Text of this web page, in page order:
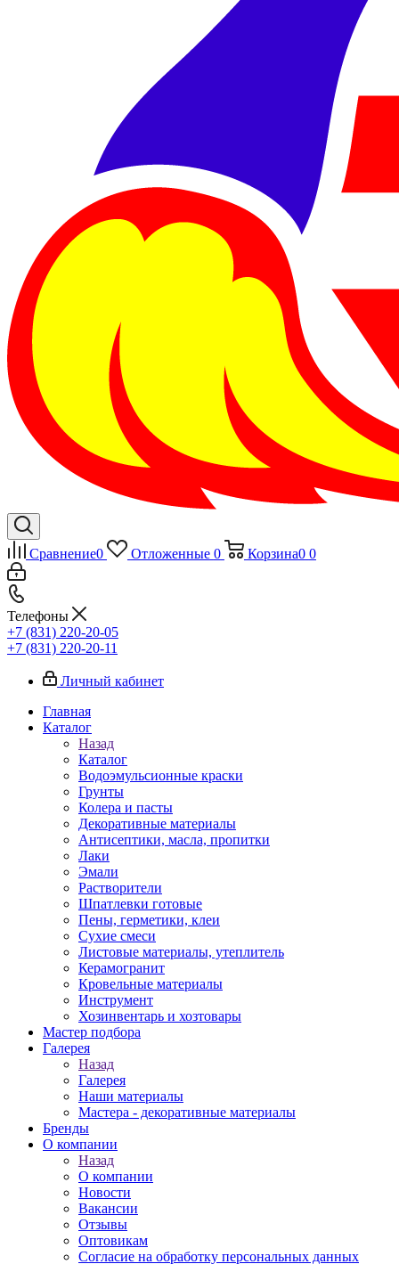
Сравнение0 Отложенные 0 Корзина0 0
Телефоны
+7 (831) 220-20-05
+7 (831) 220-20-11
Личный кабинет
Главная
Каталог
Назад
Каталог
Водоэмульсионные краски
Грунты
Колера и пасты
Декоративные материалы
Антисептики, масла, пропитки
Лаки
Эмали
Растворители
Шпатлевки готовые
Пены, герметики, клеи
Сухие смеси
Листовые материалы, утеплитель
Керамогранит
Кровельные материалы
Инструмент
Хозинвентарь и хозтовары
Мастер подбора
Галерея
Назад
Галерея
Наши материалы
Мастера - декоративные материалы
Бренды
О компании
Назад
О компании
Новости
Вакансии
Отзывы
Оптовикам
Cогласие на обработку персональных данных